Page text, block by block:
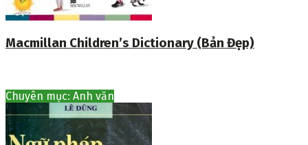
Macmillan Children’s Dictionary (Bản Đẹp)
Chuyên mục: Anh văn